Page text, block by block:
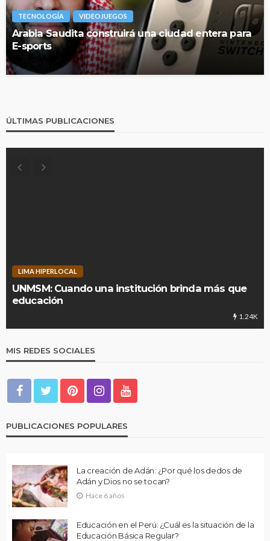
TECNOLOGÍA VIDEOJUEGOS
Arabia Saudita construirá una ciudad entera para
E-sports
ÚLTIMAS PUBLICACIONES
LIMA HIPERLOCAL
UNMSM: Cuando una institución brinda más que
educación
1.24K
MIS REDES SOCIALES
PUBLICACIONES POPULARES
La creación de Adán: ¿Por qué los dedos de
Adán y Dios no se tocan?
Hace 6 años
Educación en el Perú: ¿Cuál es la situación de la
Educación Básica Regular?